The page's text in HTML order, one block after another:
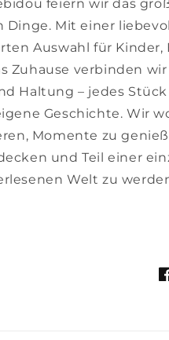
feiern wir das
Dinge. Mit einer
Auswahl für Kinder,
Zuhause verbinden
Haltung – jedes
Geschichte. Wir
Momente zu
und Teil einer
Welt zu